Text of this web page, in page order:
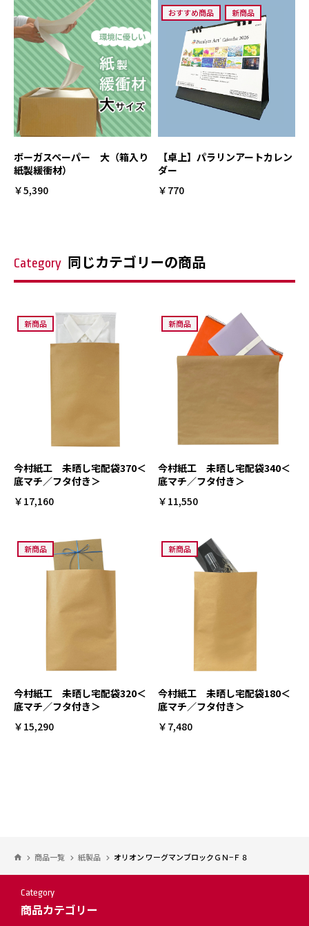
ボーガスペーパー 大（箱入り
紙製緩衝材）
￥5,390
おすすめ商品 新商品
【卓上】パラリンアートカレン
ダー
￥770
Category 同じカテゴリーの商品
新商品
今村紙工 未晒し宅配袋370＜
底マチ／フタ付き＞
￥17,160
新商品
今村紙工 未晒し宅配袋340＜
底マチ／フタ付き＞
￥11,550
新商品
今村紙工 未晒し宅配袋320＜
底マチ／フタ付き＞
￥15,290
新商品
今村紙工 未晒し宅配袋180＜
底マチ／フタ付き＞
￥7,480
商品一覧 紙製品 オリオン ワーグマンブロックＧＮ−Ｆ８
Category
商品カテゴリー